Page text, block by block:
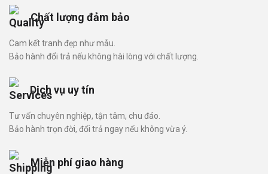
Chất lượng đảm bảo
Cam kết tranh đẹp như mẫu.
Bảo hành đổi trả nếu không hài lòng với chất lượng.
Dịch vụ uy tín
Tư vấn chuyên nghiệp, tận tâm, chu đáo.
Bảo hành trọn đời, đổi trả ngay nếu không vừa ý.
Miễn phí giao hàng